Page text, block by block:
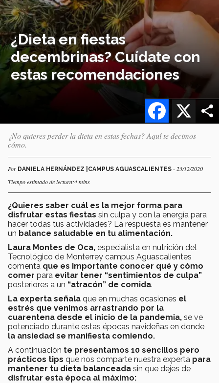
¿Dieta en fiestas
decembrinas? Cuídate con
estas recomendaciones
X
Facebook
¿No quieres perder la dieta en estas fechas? Aquí te decimos
cómo.
Por DANIELA HERNÁNDEZ |CAMPUS AGUASCALIENTES - 23/12/2020
Tiempo estimado de lectura:4 mins
¿Quieres saber cuál es la mejor forma para
disfrutar estas fiestas sin culpa y con la energía para
hacer todas tus actividades? La respuesta es mantener
un balance saludable en tu alimentación.
Laura Montes de Oca, especialista en nutrición del
Tecnológico de Monterrey campus Aguascalientes
comenta que es importante conocer qué y cómo
comer para evitar tener “sentimientos de culpa”
posteriores a un “atracón” de comida.
La experta señala que en muchas ocasiones el
estrés que venimos arrastrando por la
cuarentena desde el inicio de la pandemia, se ve
potenciado durante estas épocas navideñas en donde
la ansiedad se manifiesta comiendo.
A continuación te presentamos 10 sencillos pero
prácticos tips que nos comparte nuestra experta para
mantener tu dieta balanceada sin que dejes de
disfrutar esta época al máximo: